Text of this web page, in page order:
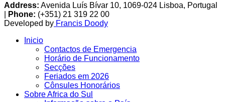
Address: Avenida Luís Bívar 10, 1069-024 Lisboa, Portugal
Phone: (+351) 21 319 22 00
Developed by Francis Doody
Inicio
Contactos de Emergencia
Horário de Funcionamento
Secções
Feriados em 2026
Cônsules Honorários
Sobre Africa do Sul